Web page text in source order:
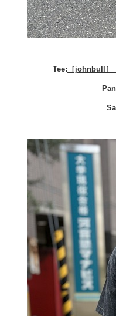
Tee: ［johnbull